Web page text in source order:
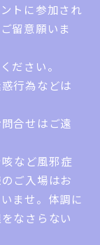
トに参加され
留意願いま
ださい。
行為などは
合せはご遠
など風邪症
ご入場はお
ませ。体調に
なさらない